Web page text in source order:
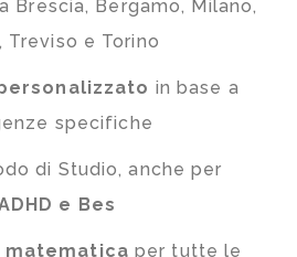
Brescia, Bergamo, Milano,
Treviso e Torino
in base a
specifiche
di Studio, anche per
e Bes
matematica per tutte le